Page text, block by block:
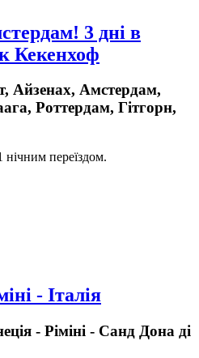
3 дні в
Кекенхоф
Айзенах, Амстердам,
Роттердам, Гітгорн,
нічним переїздом.
- Італія
- Ріміні - Санд Дона ді